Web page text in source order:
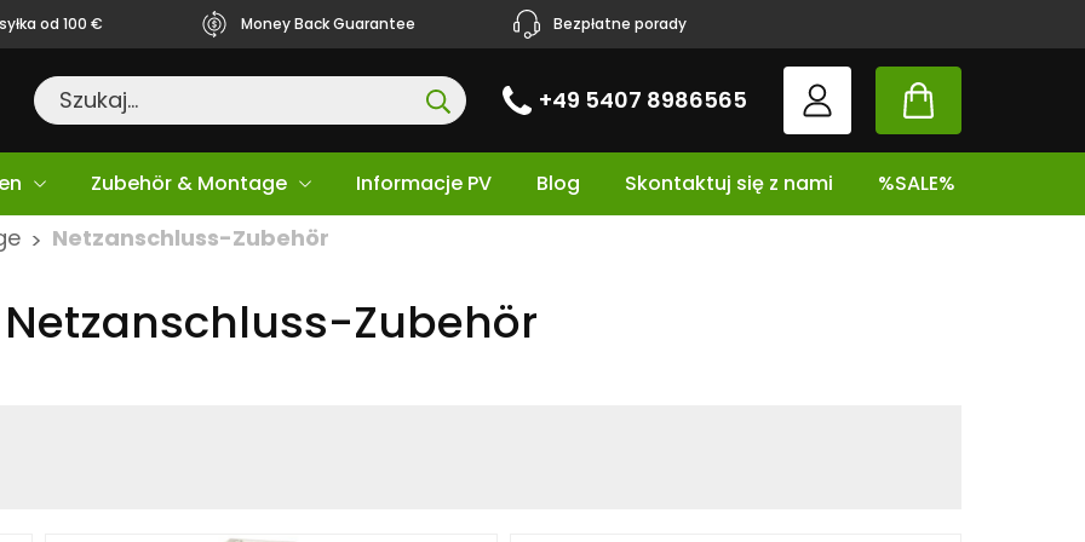
od 100 € Money Back Guarantee Bezpłatne porady
+49 5407 8986565
Zubehör & Montage Informacje PV Blog Skontaktuj się z nami %SALE%
> Netzanschluss-Zubehör
Netzanschluss-Zubehör